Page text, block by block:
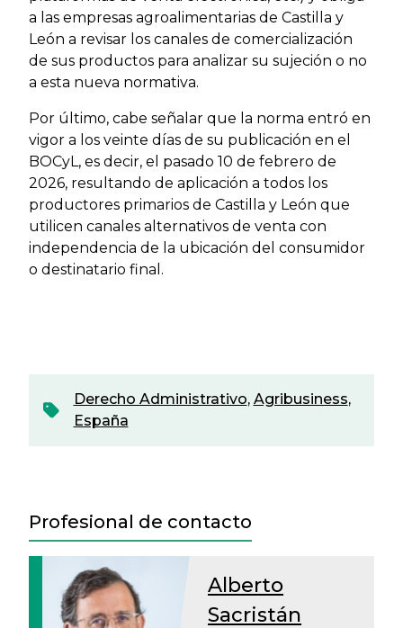
a las empresas agroalimentarias de Castilla y
León a revisar los canales de comercialización
de sus productos para analizar su sujeción o no
a esta nueva normativa.
Por último, cabe señalar que la norma entró en
vigor a los veinte días de su publicación en el
BOCyL, es decir, el pasado 10 de febrero de
2026, resultando de aplicación a todos los
productores primarios de Castilla y León que
utilicen canales alternativos de venta con
independencia de la ubicación del consumidor
o destinatario final.
Derecho Administrativo, Agribusiness,
España
Profesional de contacto
Alberto
Sacristán